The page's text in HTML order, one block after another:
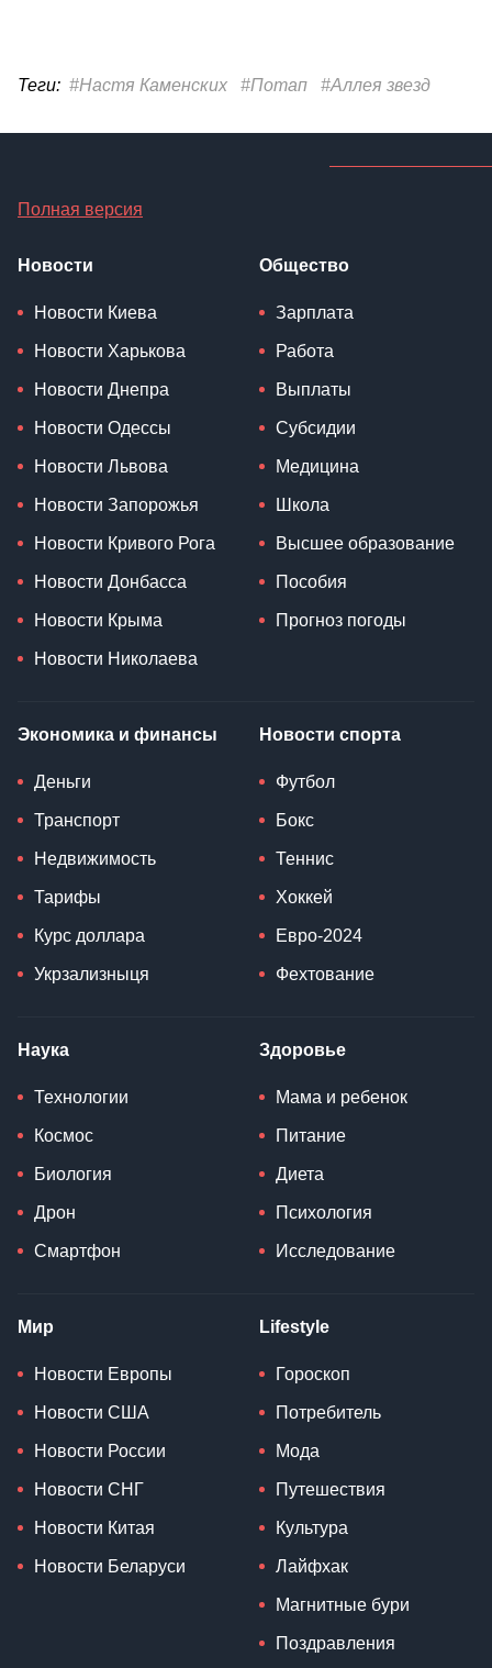
Теги: #Настя Каменских #Потап #Аллея звезд
Полная версия
Новости
Новости Киева
Новости Харькова
Новости Днепра
Новости Одессы
Новости Львова
Новости Запорожья
Новости Кривого Рога
Новости Донбасса
Новости Крыма
Новости Николаева
Общество
Зарплата
Работа
Выплаты
Субсидии
Медицина
Школа
Высшее образование
Пособия
Прогноз погоды
Экономика и финансы
Деньги
Транспорт
Недвижимость
Тарифы
Курс доллара
Укрзализныця
Новости спорта
Футбол
Бокс
Теннис
Хоккей
Евро-2024
Фехтование
Наука
Технологии
Космос
Биология
Дрон
Смартфон
Здоровье
Мама и ребенок
Питание
Диета
Психология
Исследование
Мир
Новости Европы
Новости США
Новости России
Новости СНГ
Новости Китая
Новости Беларуси
Lifestyle
Гороскоп
Потребитель
Мода
Путешествия
Культура
Лайфхак
Магнитные бури
Поздравления